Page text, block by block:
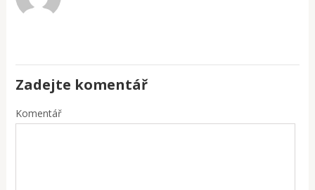
Zadejte komentář
Komentář